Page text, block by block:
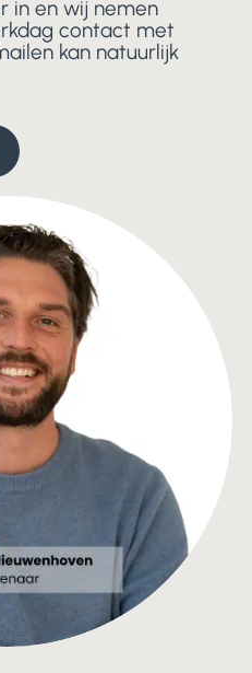
in en wij nemen
contact met
kan natuurlijk